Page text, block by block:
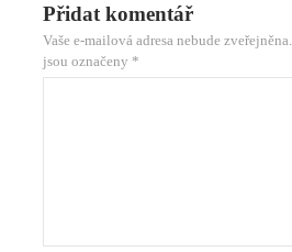
Přidat komentář
Vaše e-mailová adresa nebude zveřejněna.
jsou označeny *